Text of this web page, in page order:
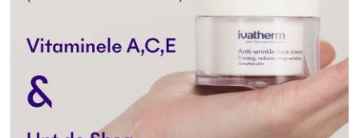
dezvoltat, cu Flexor Fitness-
dispozitiv pentru tonifiere muschi